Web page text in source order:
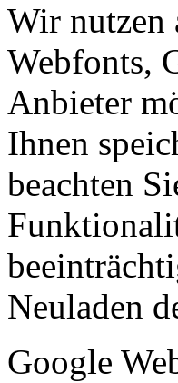
Wir nutzen
Webfonts,
Anbieter
Ihnen
beachten
Neuladen
Google